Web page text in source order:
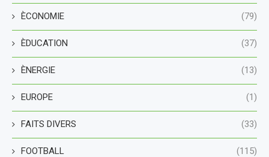
ÈCONOMIE (79)
ÈDUCATION (37)
ÈNERGIE (13)
EUROPE (1)
FAITS DIVERS (33)
FOOTBALL (115)